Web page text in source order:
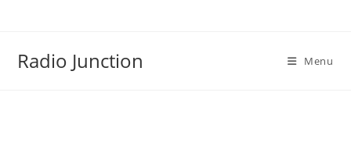
Radio Junction Menu